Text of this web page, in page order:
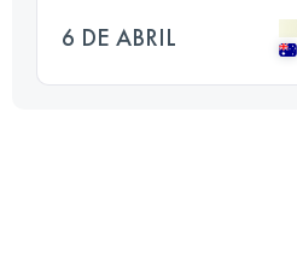
6 DE ABRIL